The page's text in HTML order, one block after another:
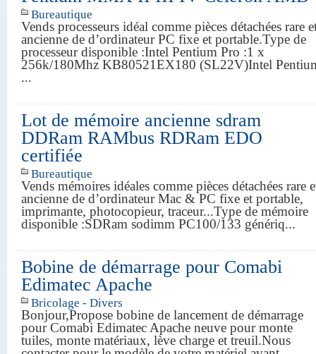
Bureautique
Vends processeurs idéal comme pièces détachées rare
ancienne de d’ordinateur PC fixe et portable.Type de
processeur disponible :Intel Pentium Pro :1 x
256k/180Mhz KB80521EX180 (SL22V)Intel
...
Lot de mémoire ancienne sdram
DDRam RAMbus RDRam EDO
certifiée
Bureautique
Vends mémoires idéales comme pièces détachées rare
ancienne de d’ordinateur Mac & PC fixe et portable,
imprimante, photocopieur, traceur...Type de mémoire
disponible :SDRam sodimm PC100/133 génériq...
Bobine de démarrage pour Comabi
Edimatec Apache
Bricolage - Divers
Bonjour,Propose bobine de lancement de démarrage
pour Comabi Edimatec Apache neuve pour monte
tuiles, monte matériaux, lève charge et treuil.Nous